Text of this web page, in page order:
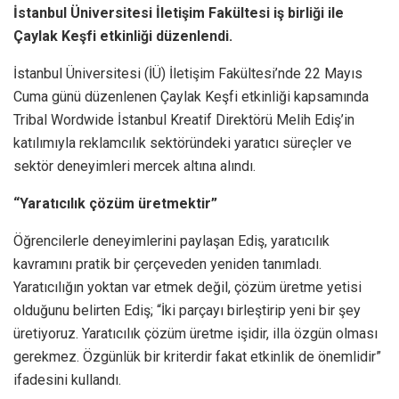
İstanbul Üniversitesi İletişim Fakültesi iş birliği ile
Çaylak Keşfi etkinliği düzenlendi.
İstanbul Üniversitesi (İÜ) İletişim Fakültesi’nde 22 Mayıs
Cuma günü düzenlenen Çaylak Keşfi etkinliği kapsamında
Tribal Wordwide İstanbul Kreatif Direktörü Melih Ediş’in
katılımıyla reklamcılık sektöründeki yaratıcı süreçler ve
sektör deneyimleri mercek altına alındı.
“Yaratıcılık çözüm üretmektir”
Öğrencilerle deneyimlerini paylaşan Ediş, yaratıcılık
kavramını pratik bir çerçeveden yeniden tanımladı.
Yaratıcılığın yoktan var etmek değil, çözüm üretme yetisi
olduğunu belirten Ediş; “İki parçayı birleştirip yeni bir şey
üretiyoruz. Yaratıcılık çözüm üretme işidir, illa özgün olması
gerekmez. Özgünlük bir kriterdir fakat etkinlik de önemlidir”
ifadesini kullandı.